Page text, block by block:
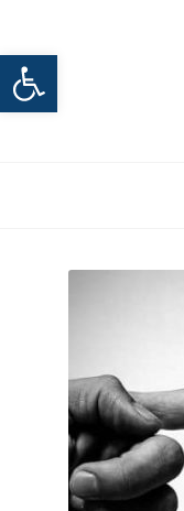
פתח סרגל נגישות